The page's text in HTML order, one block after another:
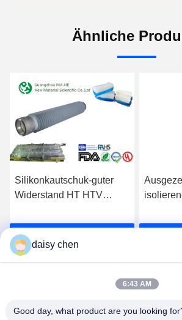
Ähnliche
Silikonkautschuk-guter
Widerstand HT HTV
zu extremen
Temperaturen 90 - ℃ 300
Erhalten Sie besten Preis
daisy chen
6:43 AM
Good day, what product are you looking